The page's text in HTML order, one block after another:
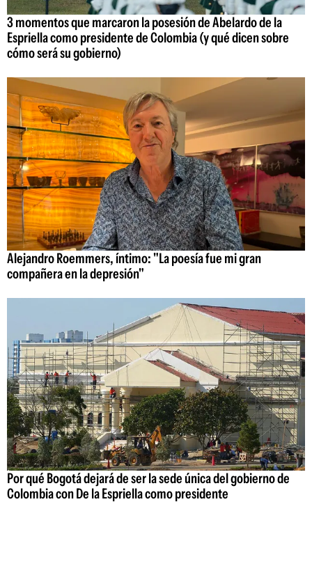
3 momentos que marcaron la posesión de Abelardo de la
Espriella como presidente de Colombia (y qué dicen sobre
cómo será su gobierno)
Alejandro Roemmers, íntimo: "La poesía fue mi gran
compañera en la depresión"
Por qué Bogotá dejará de ser la sede única del gobierno de
Colombia con De la Espriella como presidente